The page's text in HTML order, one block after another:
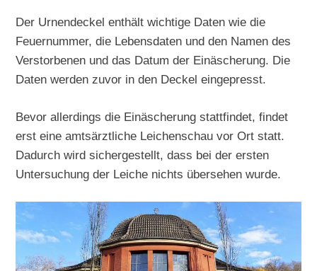
Der Urnendeckel enthält wichtige Daten wie die
Feuernummer, die Lebensdaten und den Namen des
Verstorbenen und das Datum der Einäscherung. Die
Daten werden zuvor in den Deckel eingepresst.
Bevor allerdings die Einäscherung stattfindet, findet
erst eine amtsärztliche Leichenschau vor Ort statt.
Dadurch wird sichergestellt, dass bei der ersten
Untersuchung der Leiche nichts übersehen wurde.